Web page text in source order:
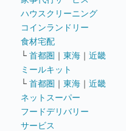
ハウスクリーニング
コインランドリー
食材宅配
└ 首都圏 ｜ 東海 ｜ 近畿
ミールキット
└ 首都圏 ｜ 東海 ｜ 近畿
ネットスーパー
フードデリバリー
サービス